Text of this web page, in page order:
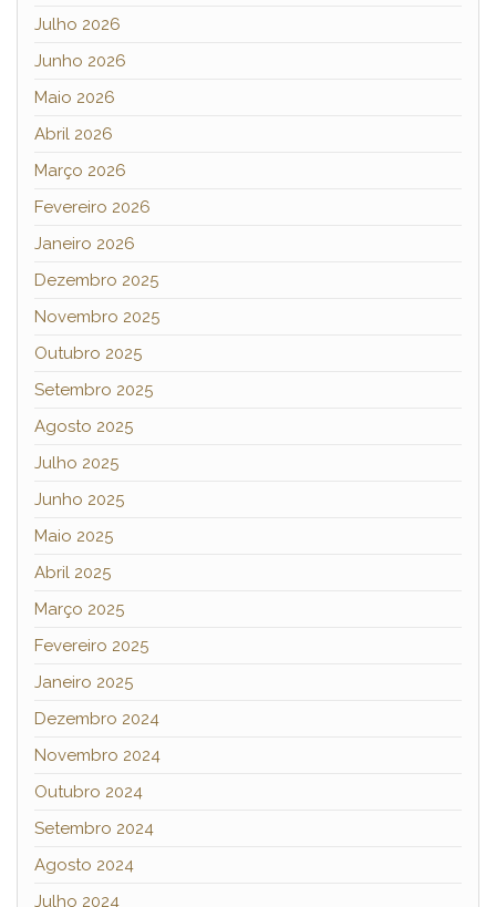
Julho 2026
Junho 2026
Maio 2026
Abril 2026
Março 2026
Fevereiro 2026
Janeiro 2026
Dezembro 2025
Novembro 2025
Outubro 2025
Setembro 2025
Agosto 2025
Julho 2025
Junho 2025
Maio 2025
Abril 2025
Março 2025
Fevereiro 2025
Janeiro 2025
Dezembro 2024
Novembro 2024
Outubro 2024
Setembro 2024
Agosto 2024
Julho 2024